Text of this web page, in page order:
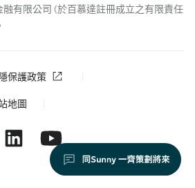
有限公司 (於百慕達註冊成立之有限責任
保護政策
地圖